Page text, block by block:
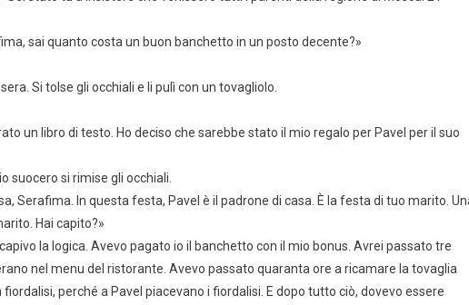
sai quanto costa un buon banchetto in un posto decente?»
Si tolse gli occhiali e li pulì con un tovagliolo.
un libro di testo. Ho deciso che sarebbe stato il mio regalo per Pavel per il suo
suocero si rimise gli occhiali.
Serafima. In questa festa, Pavel è il padrone di casa. È la festa di tuo marito.
Hai capito?»
la logica. Avevo pagato io il banchetto con il mio bonus. Avrei passato tre
nel menu del ristorante. Avevo passato quaranta ore a ricamare la tovaglia
perché a Pavel piacevano i fiordalisi. E dopo tutto ciò, dovevo essere